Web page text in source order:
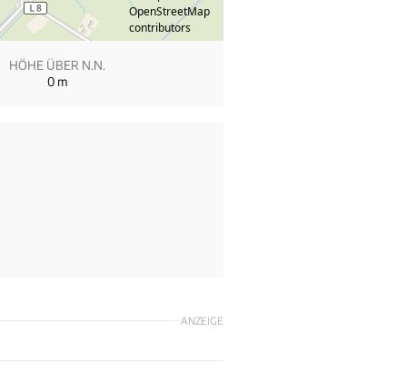
OpenStreetMap
contributors
HÖHE ÜBER N.N.
0 m
ANZEIGE